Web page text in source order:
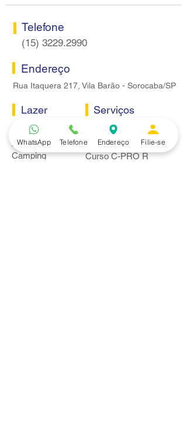
Telefone
(15) 3229.2990
Endereço
Rua Itaquera 217, Vila Barão - Sorocaba/SP
Lazer
Piscina
Academia
Camping
Serviços
Cooperativa de Crédito
Curso CPA
Curso C-PRO R
WhatsApp Telefone Endereço Filie-se